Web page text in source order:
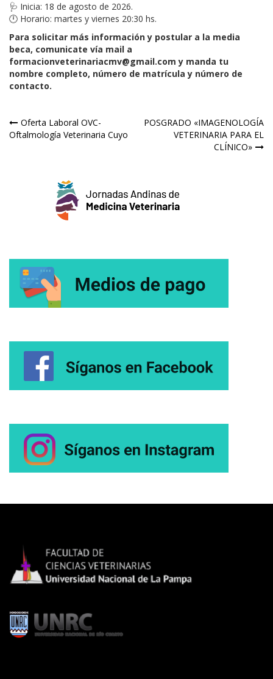
🩺 Inicia: 18 de agosto de 2026.
🕛 Horario: martes y viernes 20:30 hs.
Para solicitar más información y postular a la media
beca, comunicate vía mail a
formacionveterinariacmv@gmail.com y manda tu
nombre completo, número de matrícula y número de
contacto.
Navegación
de
Oferta Laboral OVC-
Oftalmología Veterinaria Cuyo
POSGRADO «IMAGENOLOGÍA
VETERINARIA PARA EL
CLÍNICO»